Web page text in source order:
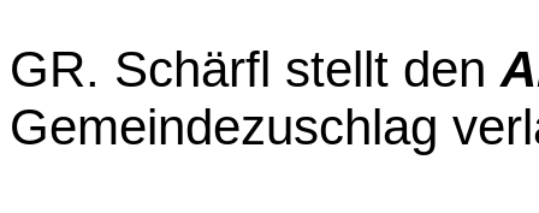
GR. Schärfl stellt den
Gemeindezuschlag